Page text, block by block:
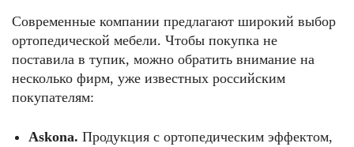
Современные компании предлагают широкий выбор
ортопедической мебели. Чтобы покупка не
поставила в тупик, можно обратить внимание на
несколько фирм, уже известных российским
покупателям:
Askona. Продукция с ортопедическим эффектом,